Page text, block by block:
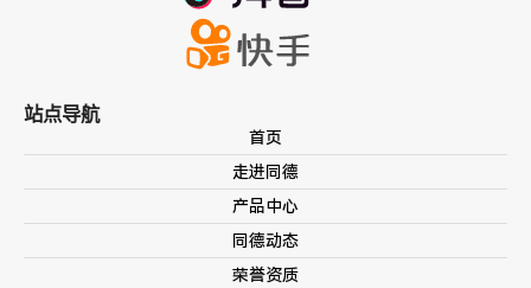
站点导航
首页
走进同德
产品中心
同德动态
荣誉资质